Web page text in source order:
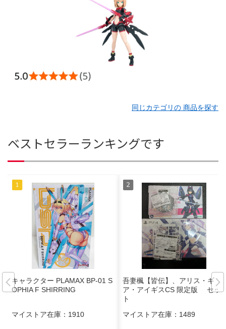
同じカテゴリの 商品を探す
ベストセラーランキングです
キャラクター PLAMAX BP-01 S
OPHIA F SHIRRING
マイストア在庫： 1910
吾妻楓【皆伝】、アリス・ギ
ア・アイギスCS 限定版 セッ
ト
マイストア在庫： 1489